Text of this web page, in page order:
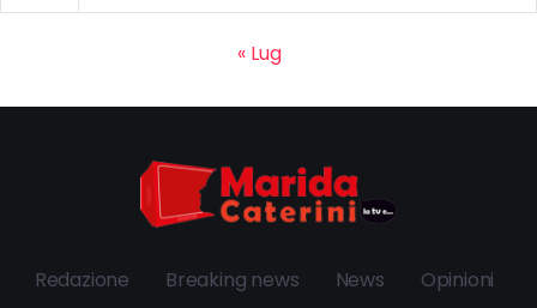
« Lug
Redazione Breaking news News Opinioni